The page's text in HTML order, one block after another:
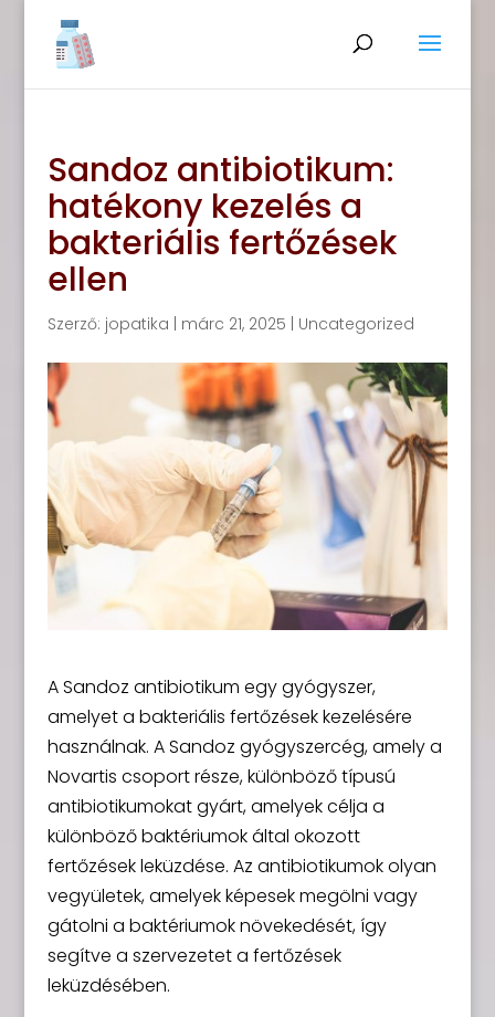
Sandoz antibiotikum:
hatékony kezelés a
bakteriális fertőzések
ellen
Szerző: jopatika márc 21, 2025 Uncategorized
A Sandoz antibiotikum egy gyógyszer,
amelyet a bakteriális fertőzések kezelésére
használnak. A Sandoz gyógyszercég, amely a
Novartis csoport része, különböző típusú
antibiotikumokat gyárt, amelyek célja a
különböző baktériumok által okozott
fertőzések leküzdése. Az antibiotikumok olyan
vegyületek, amelyek képesek megölni vagy
gátolni a baktériumok növekedését, így
segítve a szervezetet a fertőzések
leküzdésében.